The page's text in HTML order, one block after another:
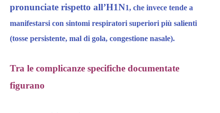
pronunciate rispetto all’H1N1, che invece tende a
manifestarsi con sintomi respiratori superiori più salienti
(tosse persistente, mal di gola, congestione nasale).​
Tra le complicanze specifiche documentate
figurano